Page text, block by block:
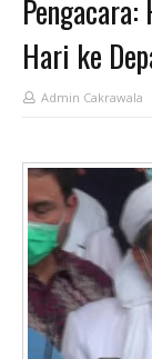
Hari ke
Admin Cakrawala